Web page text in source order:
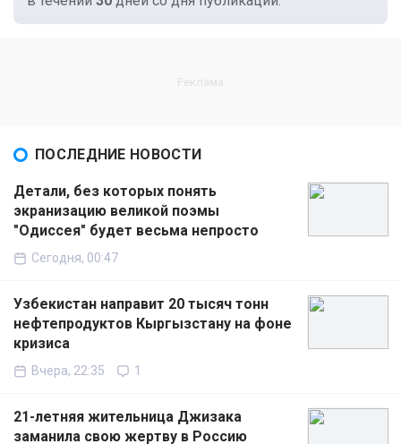
ПОСЛЕДНИЕ НОВОСТИ
Детали, без которых понять
экранизацию великой поэмы
"Одиссея" будет весьма непросто
Сегодня, 00:47
Узбекистан направит 20 тысяч тонн
нефтепродуктов Кыргызстану на фоне
кризиса
Вчера, 22:35 1
21-летняя жительница Джизака
заманила свою жертву в Россию